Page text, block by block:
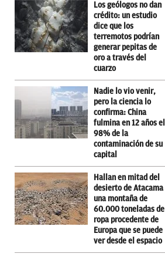
Los geólogos no dan
crédito: un estudio
dice que los
terremotos podrían
generar pepitas de
oro a través del
cuarzo
Nadie lo vio venir,
pero la ciencia lo
confirma: China
fulmina en 12 años el
98% de la
contaminación de su
capital
Hallan en mitad del
desierto de Atacama
una montaña de
60.000 toneladas de
ropa procedente de
Europa que se puede
ver desde el espacio